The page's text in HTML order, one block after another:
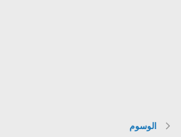
الوسوم